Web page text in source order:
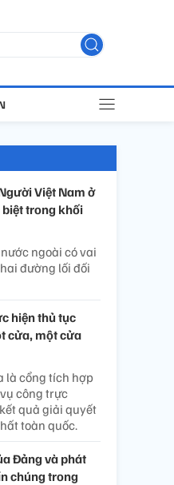
Việt Nam ở
trong khối
ngoài có vai
đường lối đối
hiện thủ tục
cửa, một cửa
là cổng tích hợp
công trực
quả giải quyết
toàn quốc.
Đảng và phát
chúng trong